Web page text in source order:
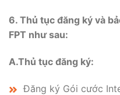
6. Thủ tục đăng ký và
FPT như sau:
A.Thủ tục đăng ký:
Đăng ký Gói cước